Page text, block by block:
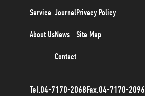
Service
About Us
Journal
News
Contact
Privacy Policy
Site Map
Tel.04-7170-2068Fax.04-7170-2096